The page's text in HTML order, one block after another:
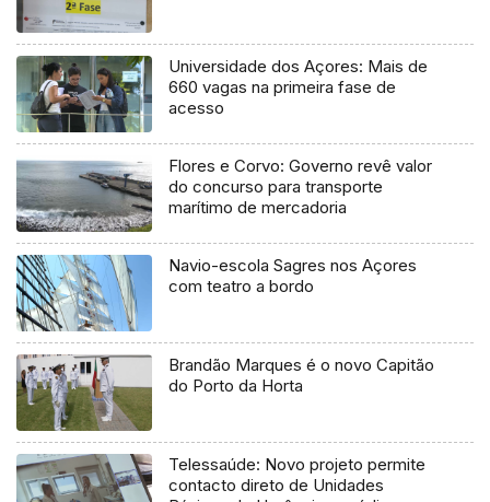
Universidade dos Açores: Mais de
660 vagas na primeira fase de
acesso
Flores e Corvo: Governo revê valor
do concurso para transporte
marítimo de mercadoria
Navio-escola Sagres nos Açores
com teatro a bordo
Brandão Marques é o novo Capitão
do Porto da Horta
Telessaúde: Novo projeto permite
contacto direto de Unidades